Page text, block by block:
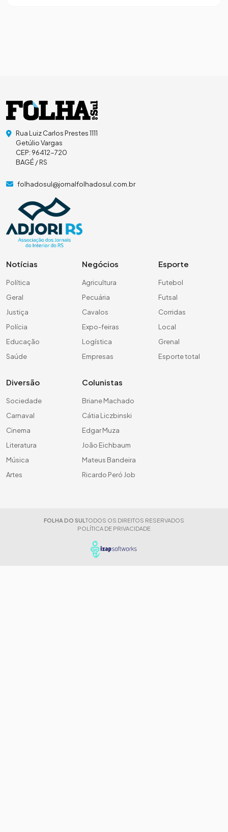
Rua Luiz Carlos Prestes 1111
Getúlio Vargas
CEP: 96412-720
BAGÉ / RS
folhadosul@jornalfolhadosul.com.br
Notícias
Política
Geral
Justiça
Polícia
Educação
Saúde
Negócios
Agricultura
Pecuária
Cavalos
Expo-feiras
Logística
Empresas
Esporte
Futebol
Futsal
Corridas
Local
Grenal
Esporte total
Diversão
Sociedade
Carnaval
Cinema
Literatura
Música
Artes
Colunistas
Briane Machado
Cátia Liczbinski
Edgar Muza
João Eichbaum
Mateus Bandeira
Ricardo Peró Job
FOLHA DO SUL TODOS OS DIREITOS RESERVADOS
POLÍTICA DE PRIVACIDADE